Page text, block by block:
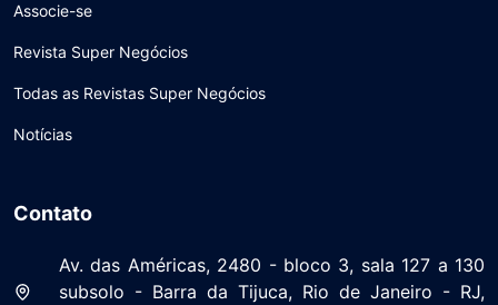
Associe-se
Revista Super Negócios
Todas as Revistas Super Negócios
Notícias
Contato
Av. das Américas, 2480 - bloco 3, sala 127 a 130
subsolo - Barra da Tijuca, Rio de Janeiro - RJ,